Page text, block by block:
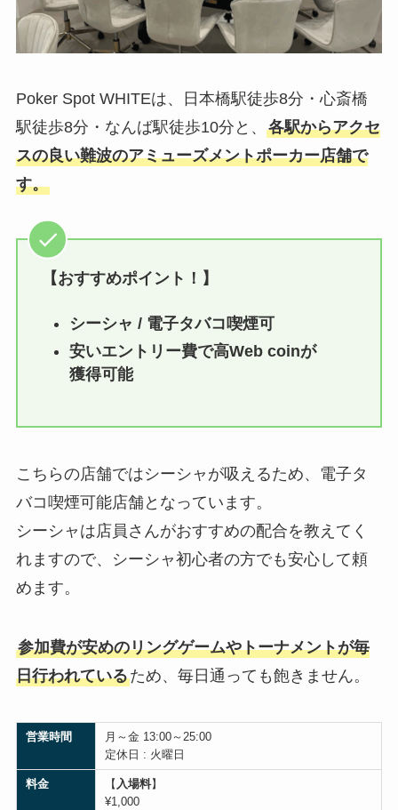
Poker Spot WHITEは、日本橋駅徒歩8分・心斎橋
駅徒歩8分・なんば駅徒歩10分と、 各駅からアクセ
スの良い難波のアミューズメントポーカー店舗で
す。
【おすすめポイント！】
シーシャ / 電子タバコ喫煙可
安いエントリー費で高Web coinが
獲得可能
こちらの店舗ではシーシャが吸えるため、電子タ
バコ喫煙可能店舗となっています。
シーシャは店員さんがおすすめの配合を教えてく
れますので、シーシャ初心者の方でも安心して頼
めます。
参加費が安めのリングゲームやトーナメントが毎
日行われているため、毎日通っても飽きません。
営業時間
月～金 13:00～25:00
定休日 : 火曜日
料金 【 入場料】
¥1,000